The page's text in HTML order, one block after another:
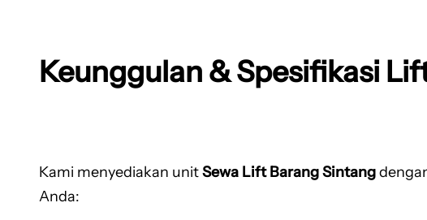
Keunggulan & Spesifikasi
Kami menyediakan unitSewa Lift Barang Sintang
Anda: